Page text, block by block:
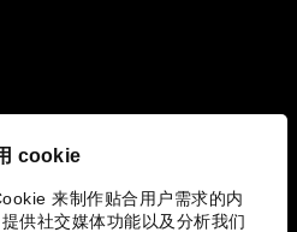
cookie
来制作贴合用户需求的内
供社交媒体功能以及分析我们